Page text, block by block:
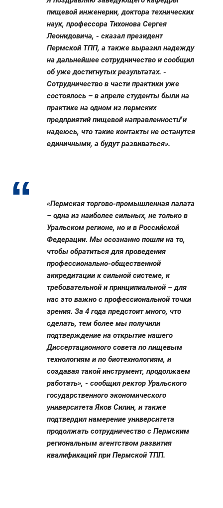
пищевой инженерии, доктора технических
наук, профессора Тихонова Сергея
Леонидовича, - сказал президент
Пермской ТПП, а также выразил надежду
на дальнейшее сотрудничество и сообщил
об уже достигнутых результатах. -
Сотрудничество в части практики уже
состоялось – в апреле студенты были на
практике на одном из пермских
предприятий пищевой направленности⃰ и
надеюсь, что такие контакты не останутся
единичными, а будут развиваться».
«Пермская торгово-промышленная палата
– одна из наиболее сильных, не только в
Уральском регионе, но и в Российской
Федерации. Мы осознанно пошли на то,
чтобы обратиться для проведения
профессионально-общественной
аккредитации к сильной системе, к
требовательной и принципиальной – для
нас это важно с профессиональной точки
зрения. За 4 года предстоит много, что
сделать, тем более мы получили
подтверждение на открытие нашего
Диссертационного совета по пищевым
технологиям и по биотехнологиям, и
создавая такой инструмент, продолжаем
работать», - сообщил ректор Уральского
государственного экономического
университета Яков Силин, и также
подтвердил намерение университета
продолжать сотрудничество с Пермским
региональным агентством развития
квалификаций при Пермской ТПП.